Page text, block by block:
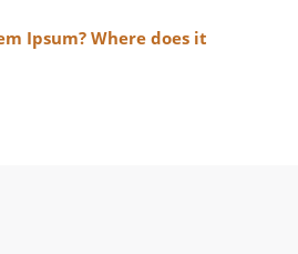
Ipsum? Where does it